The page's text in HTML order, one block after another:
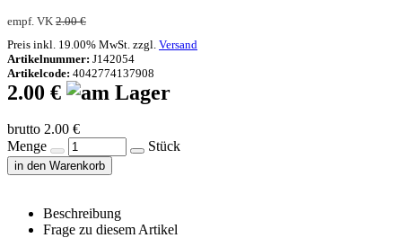
empf. VK 2.00 €
Preis inkl. 19.00% MwSt. zzgl. Versand
Artikelnummer: J142054
Artikelcode: 4042774137908
2.00 €
brutto 2.00 €
Menge
Stück
in den Warenkorb
Beschreibung
Frage zu diesem Artikel